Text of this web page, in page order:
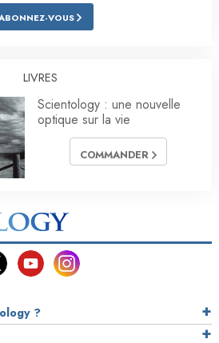
VOUS
LIVRES
Scientology : une nouvelle
optique sur la vie
COMMANDER
?